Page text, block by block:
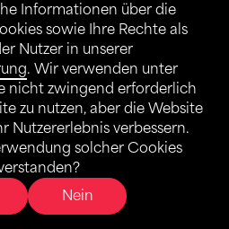
Informationen über die
sowie Ihre Rechte als
Nutzer in unserer
. Wir verwenden unter
nicht zwingend erforderlich
zu nutzen, aber die Website
Nutzererlebnis verbessern.
solcher Cookies
Nein